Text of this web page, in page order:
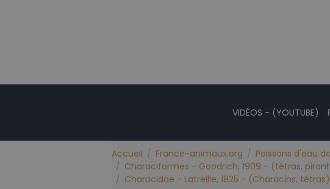
VIDÉOS - (YOUTUBE)
Accueil France-animaux.org
Poissons d'eau
Characiformes - Goodrich, 1909 - (tétras,
Characidae - Latreille, 1825 - (Characins, tétras)